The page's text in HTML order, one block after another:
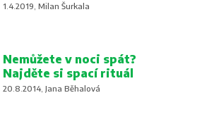
1.4.2019, Milan Šurkala
Nemůžete v noci spát?
Najděte si spací rituál
20.8.2014, Jana Běhalová